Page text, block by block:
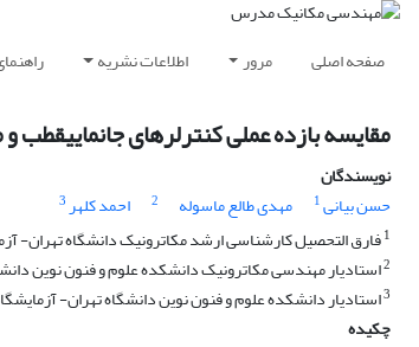
صفحه اصلی مرور اطلاعات نشریه
مقایسه بازده عملی کنترلرهای جانمایی‎قطب و مودلغزشی برای کنترل موقعیت ربات‌ موازی کابلی صفحه‌ای با پردازش تصویر
نویسندگان
حسن بیانی1 مهدی طالع ماسوله 2 احمد کلهر3
1فارق التحصیل کارشناسی ارشد مکاترونیک دانشگاه تهران-
2استادیار مهندسی مکاترونیک دانشکده علوم و فنون نوین
3استادیار دانشکده علوم و فنون نوین دانشگاه تهران-
چکیده